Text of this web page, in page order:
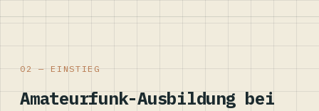
02 — EINSTIEG
Amateurfunk-Ausbildung bei